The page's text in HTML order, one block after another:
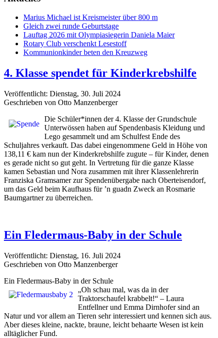
Marius Michael ist Kreismeister über 800 m
Gleich zwei runde Geburtstage
Lauftag 2026 mit Olympiasiegerin Daniela Maier
Rotary Club verschenkt Lesestoff
Kommunionkinder beten den Kreuzweg
4. Klasse spendet für Kinderkrebshilfe
Veröffentlicht: Dienstag, 30. Juli 2024
Geschrieben von Otto Manzenberger
Die Schüler*innen der 4. Klasse der Grundschule
Unterwössen haben auf Spendenbasis Kleidung und
Lego gesammelt und am Schulfest Ende des
Schuljahres verkauft. Das dabei eingenommene Geld in Höhe von
138,11 € kam nun der Kinderkrebshilfe zugute – für Kinder, denen
es gerade nicht so gut geht. In Vertretung für die ganze Klasse
kamen Sebastian und Nora zusammen mit ihrer Klassenlehrerin
Franziska Gramsamer zur Spendenübergabe nach Oberteisendorf,
um das Geld beim Kaufhaus für ’n guadn Zweck an Rosmarie
Baumgartner zu überreichen.
Ein Fledermaus-Baby in der Schule
Veröffentlicht: Dienstag, 16. Juli 2024
Geschrieben von Otto Manzenberger
Ein Fledermaus-Baby in der Schule
„Oh schau mal, was da in der
Traktorschaufel krabbelt!“ – Laura
Entfellner und Emma Dirnhofer sind an
Natur und vor allem an Tieren sehr interessiert und kennen sich aus.
Aber dieses kleine, nackte, braune, leicht behaarte Wesen ist kein
alltäglicher Fund.